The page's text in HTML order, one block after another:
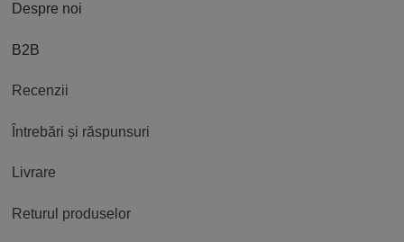
Despre noi
B2B
Recenzii
Întrebări și răspunsuri
Livrare
Returul produselor